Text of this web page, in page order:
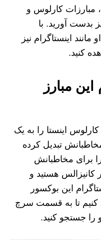
کارلوس و
بدست آورید. با
اینستاگرام نیز
کنید.
مبارز
اینستا را به یک
تبدیل کرده
برای مخاطبانش
هستید و
این بوکسور
کنیم تا به قسمت سرچ
را جستجو کنید.